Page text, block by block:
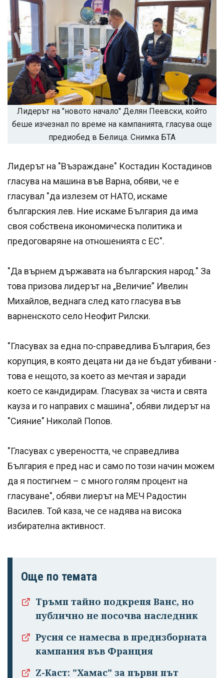
Лидерът на "новото начало" Делян Пеевски, който
беше изчезнал по време на кампанията, гласува още
предиобед в Белица. Снимка БТА
Лидерът на "Възраждане" Костадин Костадинов
гласува на машина във Варна, обяви, че е
гласувал "да излезем от НАТО, искаме
българския лев. Ние искаме България да има
своя собствена икономическа политика и
предоговаряне на отношенията с ЕС".
"Да върнем държавата на българския народ." За
това призова лидерът на „Величие” Ивелин
Михайлов, веднага след като гласува във
варненското село Неофит Рилски.
"Гласувах за една по-справедлива България, без
корупция, в която децата ни да не бъдат убивани -
това е нещото, за което аз мечтая и заради
което се кандидирам. Гласувах за чиста и свята
кауза и го направих с машина", обяви лидерът на
"Сияние" Николай Попов.
"Гласувах с увереността, че справедлива
България е пред нас и само по този начин можем
да я постигнем – с много голям процент на
гласуване", обяви лиерът на МЕЧ Радостин
Василев. Той каза, че се надява на висока
избирателна активност.
Още по темата
Тръмп тайно подкрепя Ванс, но
публично не посочва наследник
Русия се намесва в предизборната
кампания във Франция
Z-Каст: "Хамас" за първи път